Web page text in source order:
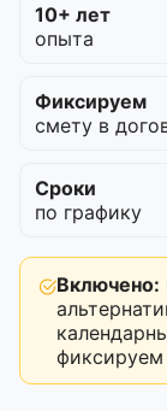
10+ лет
опыта
Фиксируем
смету в
Сроки
по графику
Включено:
фиксируем